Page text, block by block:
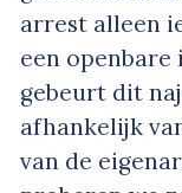
arrest alleen
een
gebeurt dit
afhankelijk
van de